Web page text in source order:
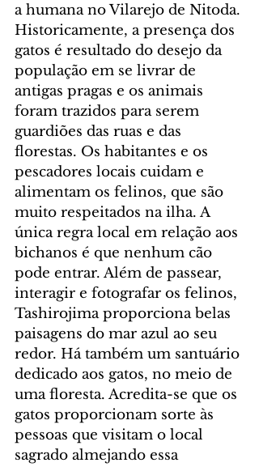
a humana no Vilarejo de Nitoda.
Historicamente, a presença dos
gatos é resultado do desejo da
população em se livrar de
antigas pragas e os animais
foram trazidos para serem
guardiões das ruas e das
florestas. Os habitantes e os
pescadores locais cuidam e
alimentam os felinos, que são
muito respeitados na ilha. A
única regra local em relação aos
bichanos é que nenhum cão
pode entrar. Além de passear,
interagir e fotografar os felinos,
Tashirojima proporciona belas
paisagens do mar azul ao seu
redor. Há também um santuário
dedicado aos gatos, no meio de
uma floresta. Acredita-se que os
gatos proporcionam sorte às
pessoas que visitam o local
sagrado almejando essa